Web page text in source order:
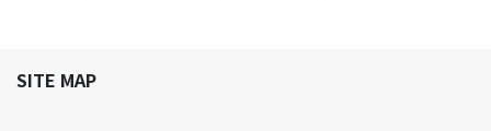
SITE MAP